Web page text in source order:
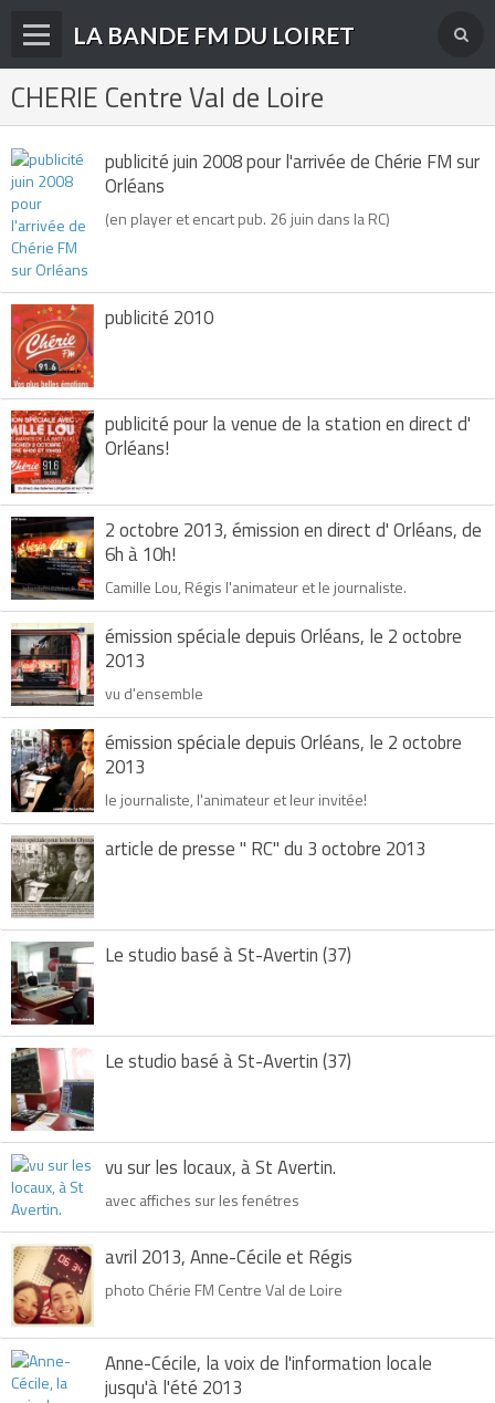
LA BANDE FM DU LOIRET
Accueil
radios disparues
radios actuelles
La radio en DAB+
archives
derniéres infos
Livre d'or du site
Contact
CHERIE Centre Val de Loire
publicité juin 2008 pour l'arrivée de Chérie FM sur
Orléans
(en player et encart pub. 26 juin dans la RC)
publicité 2010
publicité pour la venue de la station en direct d'
Orléans!
2 octobre 2013, émission en direct d' Orléans, de
6h à 10h!
Camille Lou, Régis l'animateur et le journaliste.
émission spéciale depuis Orléans, le 2 octobre
2013
vu d'ensemble
émission spéciale depuis Orléans, le 2 octobre
2013
le journaliste, l'animateur et leur invitée!
article de presse " RC" du 3 octobre 2013
Le studio basé à St-Avertin (37)
Le studio basé à St-Avertin (37)
vu sur les locaux, à St Avertin.
avec affiches sur les fenétres
avril 2013, Anne-Cécile et Régis
photo Chérie FM Centre Val de Loire
Anne-Cécile, la voix de l'information locale
jusqu'à l'été 2013